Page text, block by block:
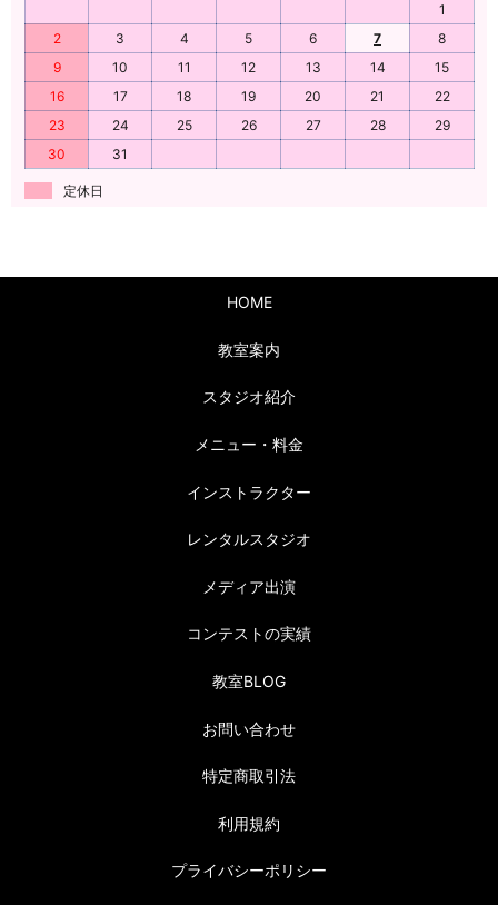
1
2
3 4 5 6 7
8
9
10 11 12 13 14
15
16
17 18 19 20 21
22
23
24 25 26 27 28
29
30
31
定休日
HOME
教室案内
スタジオ紹介
メニュー・料金
インストラクター
レンタルスタジオ
メディア出演
コンテストの実績
教室BLOG
お問い合わせ
特定商取引法
利用規約
プライバシーポリシー